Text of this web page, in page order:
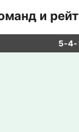
и
5-4-